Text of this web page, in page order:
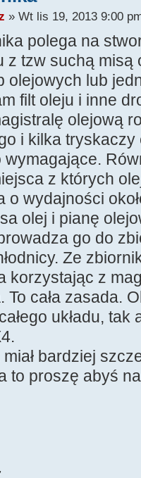
» Wt lis 19, 2013 9:00
polega na
z tzw suchą misą
olejowych lub
filt oleju i inne
olejową
i kilka
z których
o wydajności
olej i pianę
go do
Ze
korzystając z
To cała zasada.
układu, tak
bardziej
to proszę abyś